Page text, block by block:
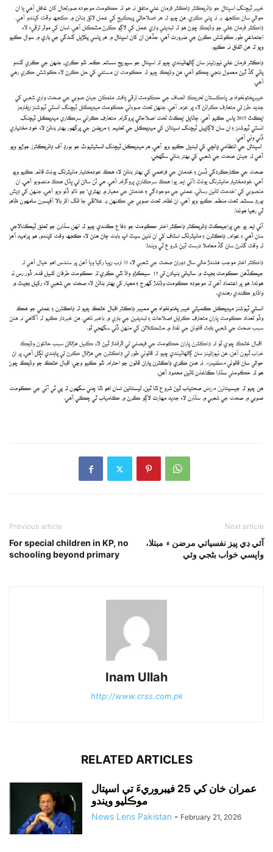
Previous article
For special children in KP, no
schooling beyond primary
Next article
آئي ڊي پيز نفسياتي مرضن ۾ مبتلا،
واپسي خواب بڻجي وئي
Inam Ullah
http://www.crss.com.pk
RELATED ARTICLES
عمران خان کي 25 فيبروريءَ تي اسپتال
موڪليو ويندو
News Lens Pakistan - February 21, 2026